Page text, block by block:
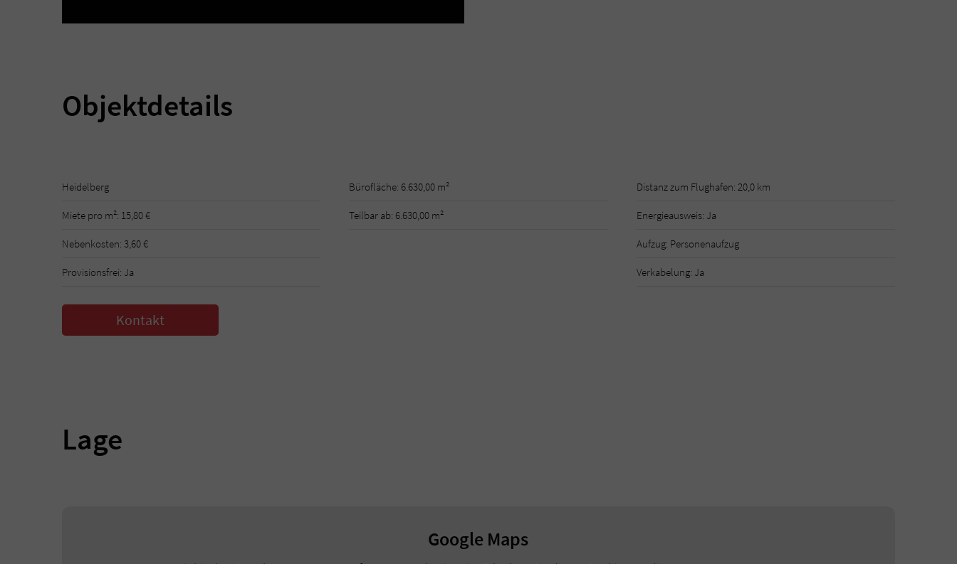
Objektdetails
Heidelberg
Miete pro m²: 15,80 €
Nebenkosten: 3,60 €
Provisionsfrei: Ja
Kontakt
Bürofläche: 6.630,00 m²
Teilbar ab: 6.630,00 m²
Distanz zum Flughafen: 20,0 km
Energieausweis: Ja
Aufzug: Personenaufzug
Verkabelung: Ja
Lage
Google Maps